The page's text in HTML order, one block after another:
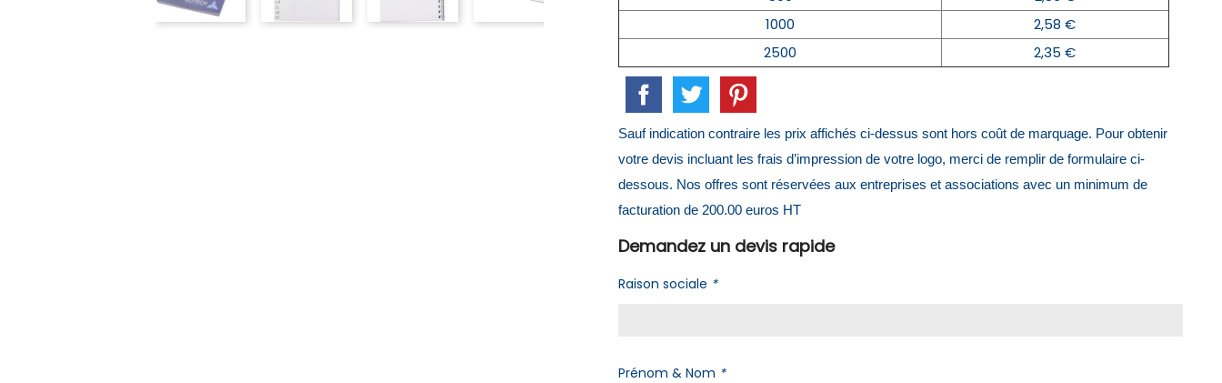
1000
2,58 €
2500
2,35 €
Sauf indication contraire les prix affichés ci-dessus sont hors coût de marquage. Pour obtenir
votre devis incluant les frais d’impression de votre logo, merci de remplir de formulaire ci-
dessous. Nos offres sont réservées aux entreprises et associations avec un minimum de
facturation de 200.00 euros HT
Demandez un devis rapide
Raison sociale *
Prénom & Nom *